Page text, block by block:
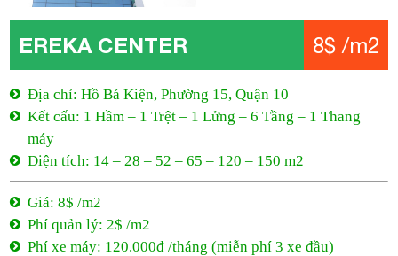
EREKA CENTER 8$ /m2
Địa chỉ: Hồ Bá Kiện, Phường 15, Quận 10
Kết cấu: 1 Hầm – 1 Trệt – 1 Lửng – 6 Tầng – 1 Thang
máy
Diện tích: 14 – 28 – 52 – 65 – 120 – 150 m2
Giá: 8$ /m2
Phí quản lý: 2$ /m2
Phí xe máy: 120.000đ /tháng (miễn phí 3 xe đầu)